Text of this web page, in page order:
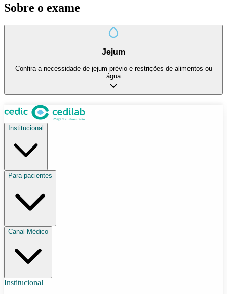
Sobre o exame
Jejum
Confira a necessidade de jejum prévio e restrições de alimentos ou
água
Institucional
Para pacientes
Canal Médico
Institucional